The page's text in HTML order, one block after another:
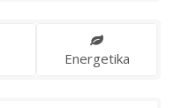
Energetika